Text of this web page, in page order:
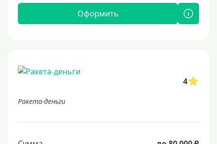
Оформить
4
Ракета-деньги